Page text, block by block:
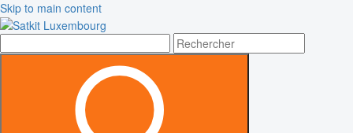
Skip to main content